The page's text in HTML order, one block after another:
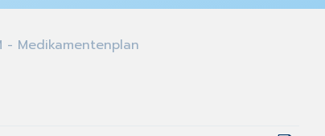
- Medikamentenplan